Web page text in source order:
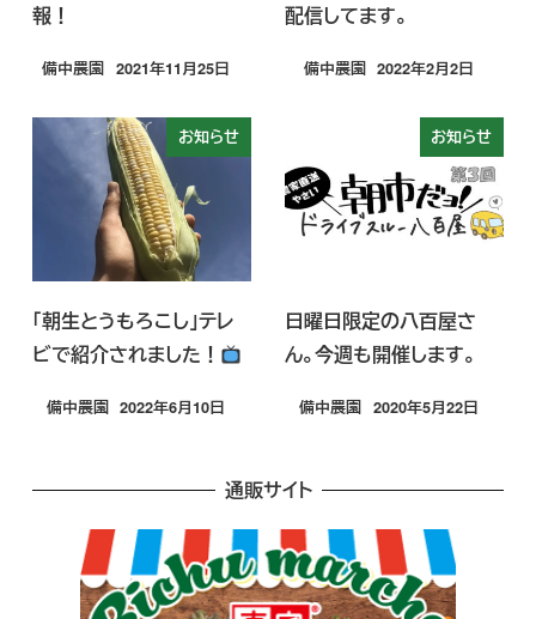
報！
備中農園
投稿日
2021年11月25日
配信してます。
備中農園
投稿日
2022年2月2日
お知らせ
「朝生とうもろこし」テレ
ビで紹介されました！
備中農園
投稿日
2022年6月10日
お知らせ
日曜日限定の八百屋さ
ん。今週も開催します。
備中農園
投稿日
2020年5月22日
通販サイト